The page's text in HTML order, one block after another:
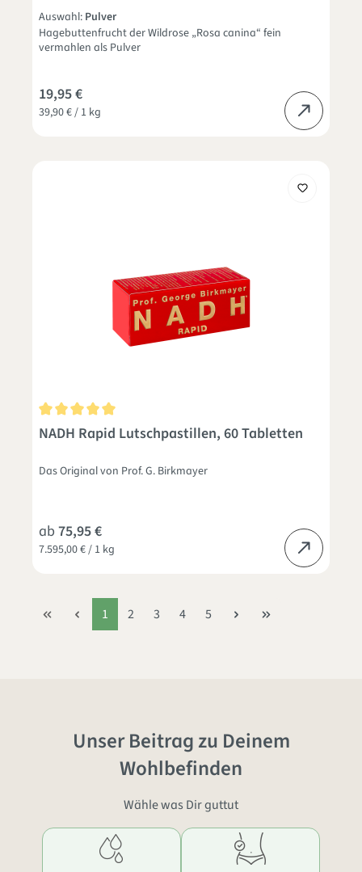
Auswahl: Pulver
Hagebuttenfrucht der Wildrose „Rosa canina“ fein
vermahlen als Pulver
39,90 € / 1 kg
19,95 €
Durchschnittliche Bewertung von 5 von 5 Sternen
NADH Rapid Lutschpastillen, 60 Tabletten
Das Original von Prof. G. Birkmayer
7.595,00 € / 1 kg
ab 75,95 €
1 2 3 4 5
Unser Beitrag zu Deinem
Wohlbefinden
Wähle was Dir guttut